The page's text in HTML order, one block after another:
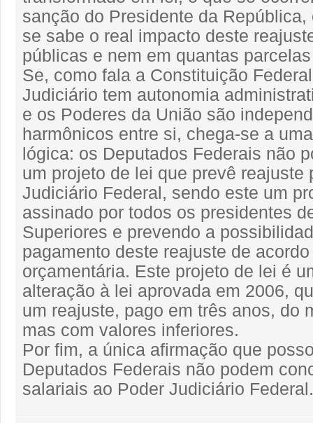
sanção do Presidente da República,
se sabe o real impacto deste
públicas e nem em quantas
Se, como fala a Constituição
Judiciário tem autonomia
e os Poderes da União são
harmônicos entre si, chega-se a
lógica: os Deputados Federais não
um projeto de lei que prevê reajuste
Judiciário Federal, sendo este um
assinado por todos os presidentes
Superiores e prevendo a
pagamento deste reajuste de
orçamentária. Este projeto de lei é
alteração à lei aprovada em 2006,
um reajuste, pago em três anos, do
mas com valores inferiores.
Por fim, a única afirmação que
Deputados Federais não podem
salariais ao Poder Judiciário Federal.